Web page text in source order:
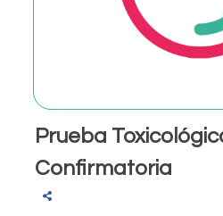
Prueba
Confirmatoria